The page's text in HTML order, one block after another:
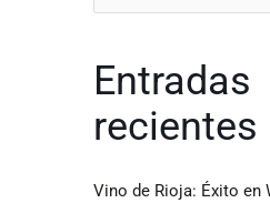
por:
Entradas
recientes
Vino de Rioja: Éxito en